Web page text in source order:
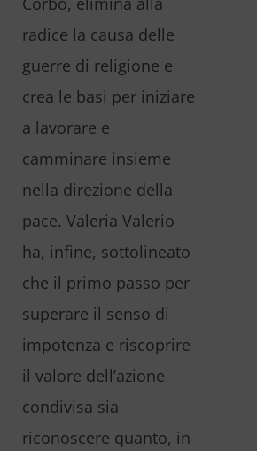
radice la causa delle
guerre di religione e
crea le basi per iniziare
a lavorare e
camminare insieme
nella direzione della
pace. Valeria Valerio
ha, infine, sottolineato
che il primo passo per
superare il senso di
impotenza e riscoprire
il valore dell’azione
condivisa sia
riconoscere quanto, in